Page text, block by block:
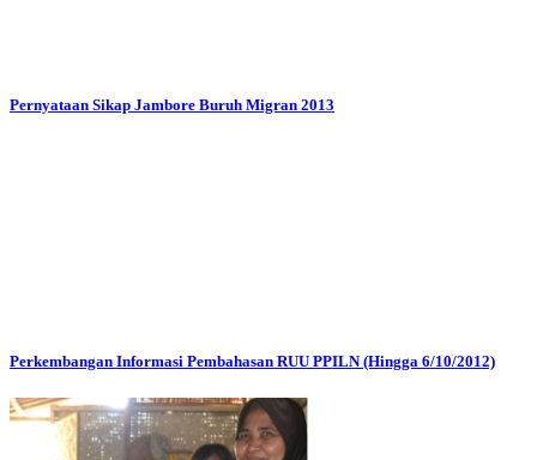
Pernyataan Sikap Jambore Buruh Migran 2013
Perkembangan Informasi Pembahasan RUU PPILN (Hingga 6/10/2012)